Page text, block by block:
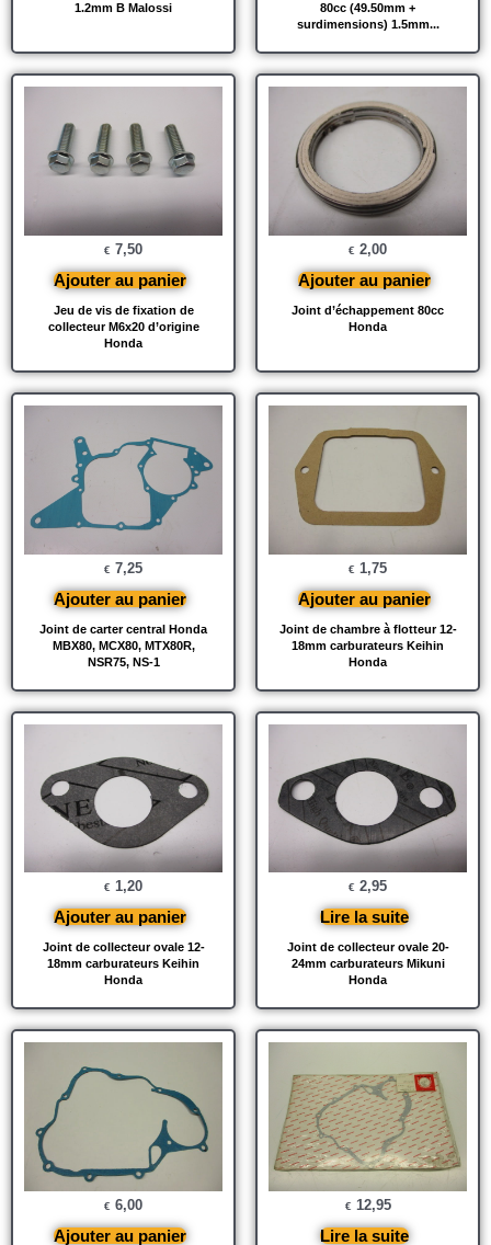
1.2mm B Malossi
80cc (49.50mm +
surdimensions) 1.5mm...
Jeu de vis de fixation de
collecteur M6x20 d’origine
Honda
€ 7,50
Ajouter au panier
Joint d’échappement 80cc
Honda
€ 2,00
Ajouter au panier
Joint de carter central Honda
MBX80, MCX80, MTX80R,
NSR75, NS-1
€ 7,25
Ajouter au panier
Joint de chambre à flotteur 12-
18mm carburateurs Keihin
Honda
€ 1,75
Ajouter au panier
Joint de collecteur ovale 12-
18mm carburateurs Keihin
Honda
€ 1,20
Ajouter au panier
Joint de collecteur ovale 20-
24mm carburateurs Mikuni
Honda
€ 2,95
Lire la suite
€ 6,00
Ajouter au panier
€ 12,95
Lire la suite